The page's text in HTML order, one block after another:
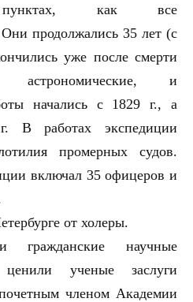
пунктах, как все
продолжались 35 лет (с
уже после смерти
астрономические, и
начались с 1829 г., а
работах экспедиции
промерных судов.
включал 35 офицеров и
от холеры.
гражданские научные
ученые заслуги
членом Академии